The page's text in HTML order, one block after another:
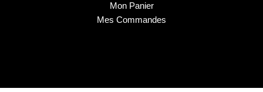
Mon Panier
Mes Commandes